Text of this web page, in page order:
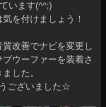
います(^^;)
を付けましょう！
改善でナビを変更し
ウーファーを装着さ
した。
ございました☆